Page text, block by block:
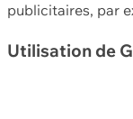
publicitaires, par
Utilisation de